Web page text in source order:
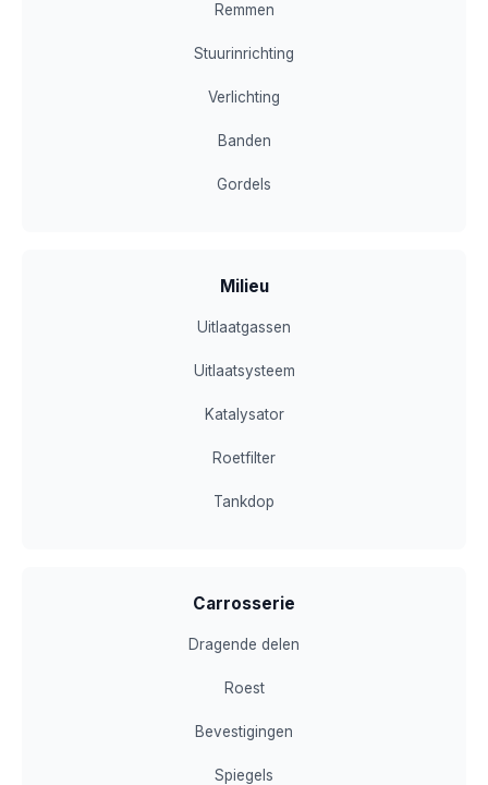
Remmen
Stuurinrichting
Verlichting
Banden
Gordels
Milieu
Uitlaatgassen
Uitlaatsysteem
Katalysator
Roetfilter
Tankdop
Carrosserie
Dragende delen
Roest
Bevestigingen
Spiegels